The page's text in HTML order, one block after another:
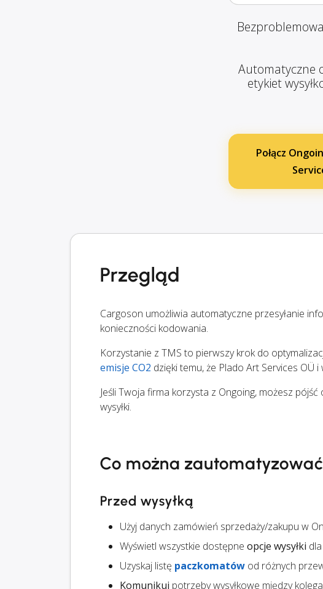
Automatyczne
etykiet
Połącz
Przegląd
Cargoson umożliwia automatyczne przesyłanie
konieczności kodowania.
Korzystanie z TMS to pierwszy krok do
emisje CO2 dzięki temu, że Plado Art Services OÜ
Jeśli Twoja firma korzysta z Ongoing, możesz
wysyłki.
Co można zautomatyzować
Przed wysyłką
Użyj danych zamówień sprzedaży/zakupu w
Wyświetl wszystkie dostępne opcje wysyłki
Uzyskaj listę paczkomatów od różnych
Komunikuj potrzeby wysyłkowe między